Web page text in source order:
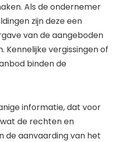
Als de ondernemer
zijn deze een
van de aangeboden
vergissingen of
binden de
informatie, dat voor
de rechten en
de aanvaarding van het